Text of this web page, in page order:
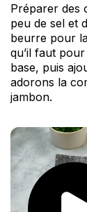
Préparer des
peu de sel et
beurre pour
qu’il faut
base, puis
adorons la
jambon.